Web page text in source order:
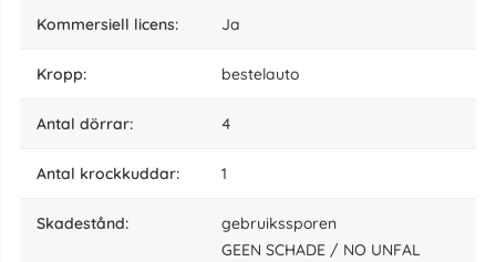
kommersiell licens: Ja
kropp: bestelauto
antal dörrar: 4
antal krockkuddar: 1
skadestånd:
gebruikssporen
GEEN SCHADE / NO UNFAL